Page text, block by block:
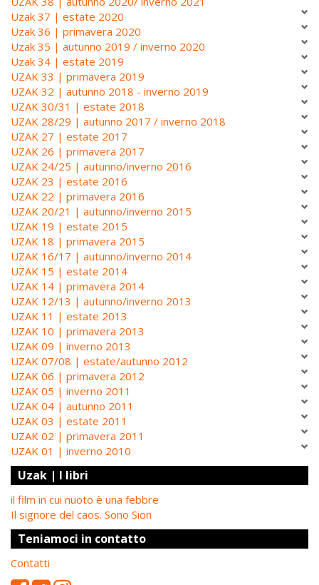
Uzak 37 | estate 2020
Uzak 36 | primavera 2020
Uzak 35 | autunno 2019 / inverno 2020
Uzak 34 | estate 2019
UZAK 33 | primavera 2019
UZAK 32 | autunno 2018 - inverno 2019
UZAK 30/31 | estate 2018
UZAK 28/29 | autunno 2017 / inverno 2018
UZAK 27 | estate 2017
UZAK 26 | primavera 2017
UZAK 24/25 | autunno/inverno 2016
UZAK 23 | estate 2016
UZAK 22 | primavera 2016
UZAK 20/21 | autunno/inverno 2015
UZAK 19 | estate 2015
UZAK 18 | primavera 2015
UZAK 16/17 | autunno/inverno 2014
UZAK 15 | estate 2014
UZAK 14 | primavera 2014
UZAK 12/13 | autunno/inverno 2013
UZAK 11 | estate 2013
UZAK 10 | primavera 2013
UZAK 09 | inverno 2013
UZAK 07/08 | estate/autunno 2012
UZAK 06 | primavera 2012
UZAK 05 | inverno 2011
UZAK 04 | autunno 2011
UZAK 03 | estate 2011
UZAK 02 | primavera 2011
UZAK 01 | inverno 2010
Uzak | I libri
il film in cui nuoto è una febbre
Il signore del caos. Sono Sion
Teniamoci in contatto
Contatti